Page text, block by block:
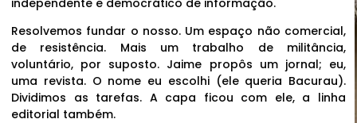
Resolvemos fundar o nosso. Um espaço não comercial,
de resistência. Mais um trabalho de militância,
voluntário, por suposto. Jaime propôs um jornal; eu,
uma revista. O nome eu escolhi (ele queria Bacurau).
Dividimos as tarefas. A capa ficou com ele, a linha
editorial também.